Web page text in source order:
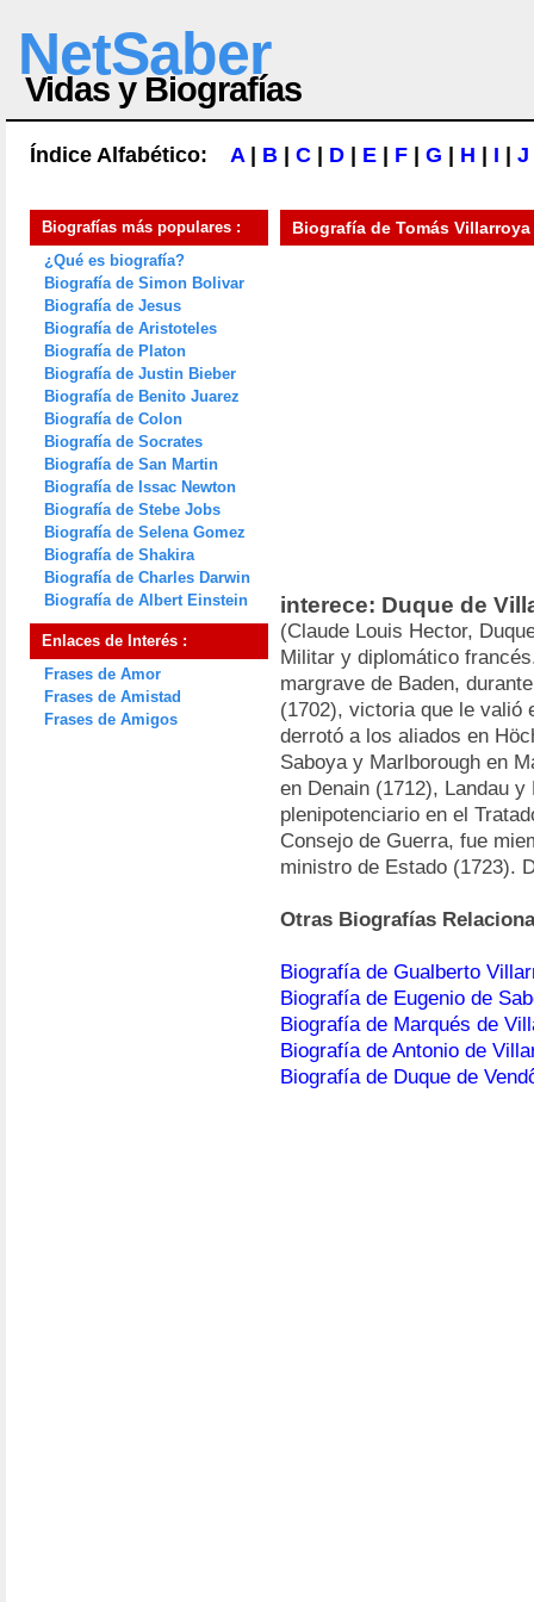
NetSaber
Vidas y Biografías
Índice Alfabético: A| B C D E F G H I J
Biografías más populares :
¿Qué es biografía?
Biografía de Simon Bolivar
Biografía de Jesus
Biografía de Aristoteles
Biografía de Platon
Biografía de Justin Bieber
Biografía de Benito Juarez
Biografía de Colon
Biografía de Socrates
Biografía de San Martin
Biografía de Issac Newton
Biografía de Stebe Jobs
Biografía de Selena Gomez
Biografía de Shakira
Biografía de Charles Darwin
Biografía de Albert Einstein
Enlaces de Interés :
Frases de Amor
Frases de Amistad
Frases de Amigos
Biografía de Tomás Villarroya
interece: Duque de
(Claude Louis Hector,
Militar y diplomático
margrave de Baden,
(1702), victoria que le valió
derrotó a los aliados en
Saboya y Marlborough en
en Denain (1712), Landau
plenipotenciario en el
Consejo de Guerra, fue
ministro de Estado (1723).
Otras Biografías
Biografía de Gualberto
Biografía de Eugenio de
Biografía de Marqués de
Biografía de Antonio de
Biografía de Duque de